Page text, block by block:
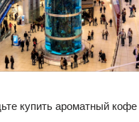
купить ароматный кофе